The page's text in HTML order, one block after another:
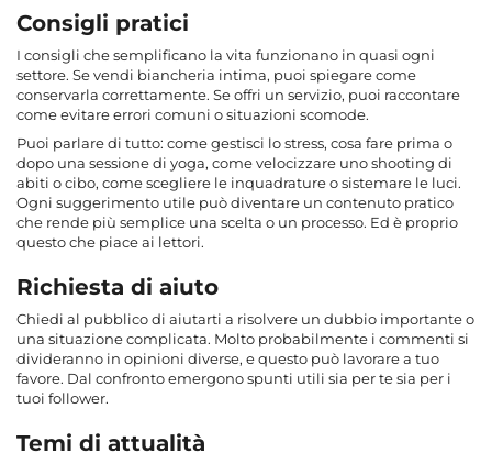
Consigli pratici
I consigli che semplificano la vita funzionano in quasi ogni
settore. Se vendi biancheria intima, puoi spiegare come
conservarla correttamente. Se offri un servizio, puoi raccontare
come evitare errori comuni o situazioni scomode.
Puoi parlare di tutto: come gestisci lo stress, cosa fare prima o
dopo una sessione di yoga, come velocizzare uno shooting di
abiti o cibo, come scegliere le inquadrature o sistemare le luci.
Ogni suggerimento utile può diventare un contenuto pratico
che rende più semplice una scelta o un processo. Ed è proprio
questo che piace ai lettori.
Richiesta di aiuto
Chiedi al pubblico di aiutarti a risolvere un dubbio importante o
una situazione complicata. Molto probabilmente i commenti si
divideranno in opinioni diverse, e questo può lavorare a tuo
favore. Dal confronto emergono spunti utili sia per te sia per i
tuoi follower.
Temi di attualità